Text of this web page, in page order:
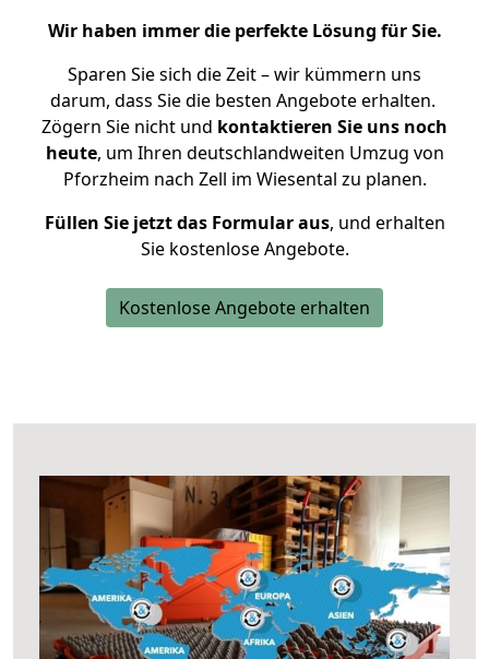
Wir haben immer die perfekte Lösung für Sie.
Sparen Sie sich die Zeit – wir kümmern uns
darum, dass Sie die besten Angebote erhalten.
Zögern Sie nicht und kontaktieren Sie uns noch
heute, um Ihren deutschlandweiten Umzug von
Pforzheim nach Zell im Wiesental zu planen.
Füllen Sie jetzt das Formular aus, und erhalten
Sie kostenlose Angebote.
Kostenlose Angebote erhalten